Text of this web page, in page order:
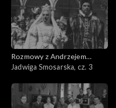
Rozmowy z Andrzejem
Doboszem
Jadwiga Smosarska, cz. 3